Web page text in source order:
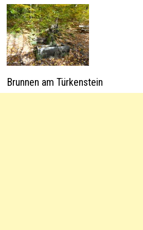
Brunnen am Türkenstein